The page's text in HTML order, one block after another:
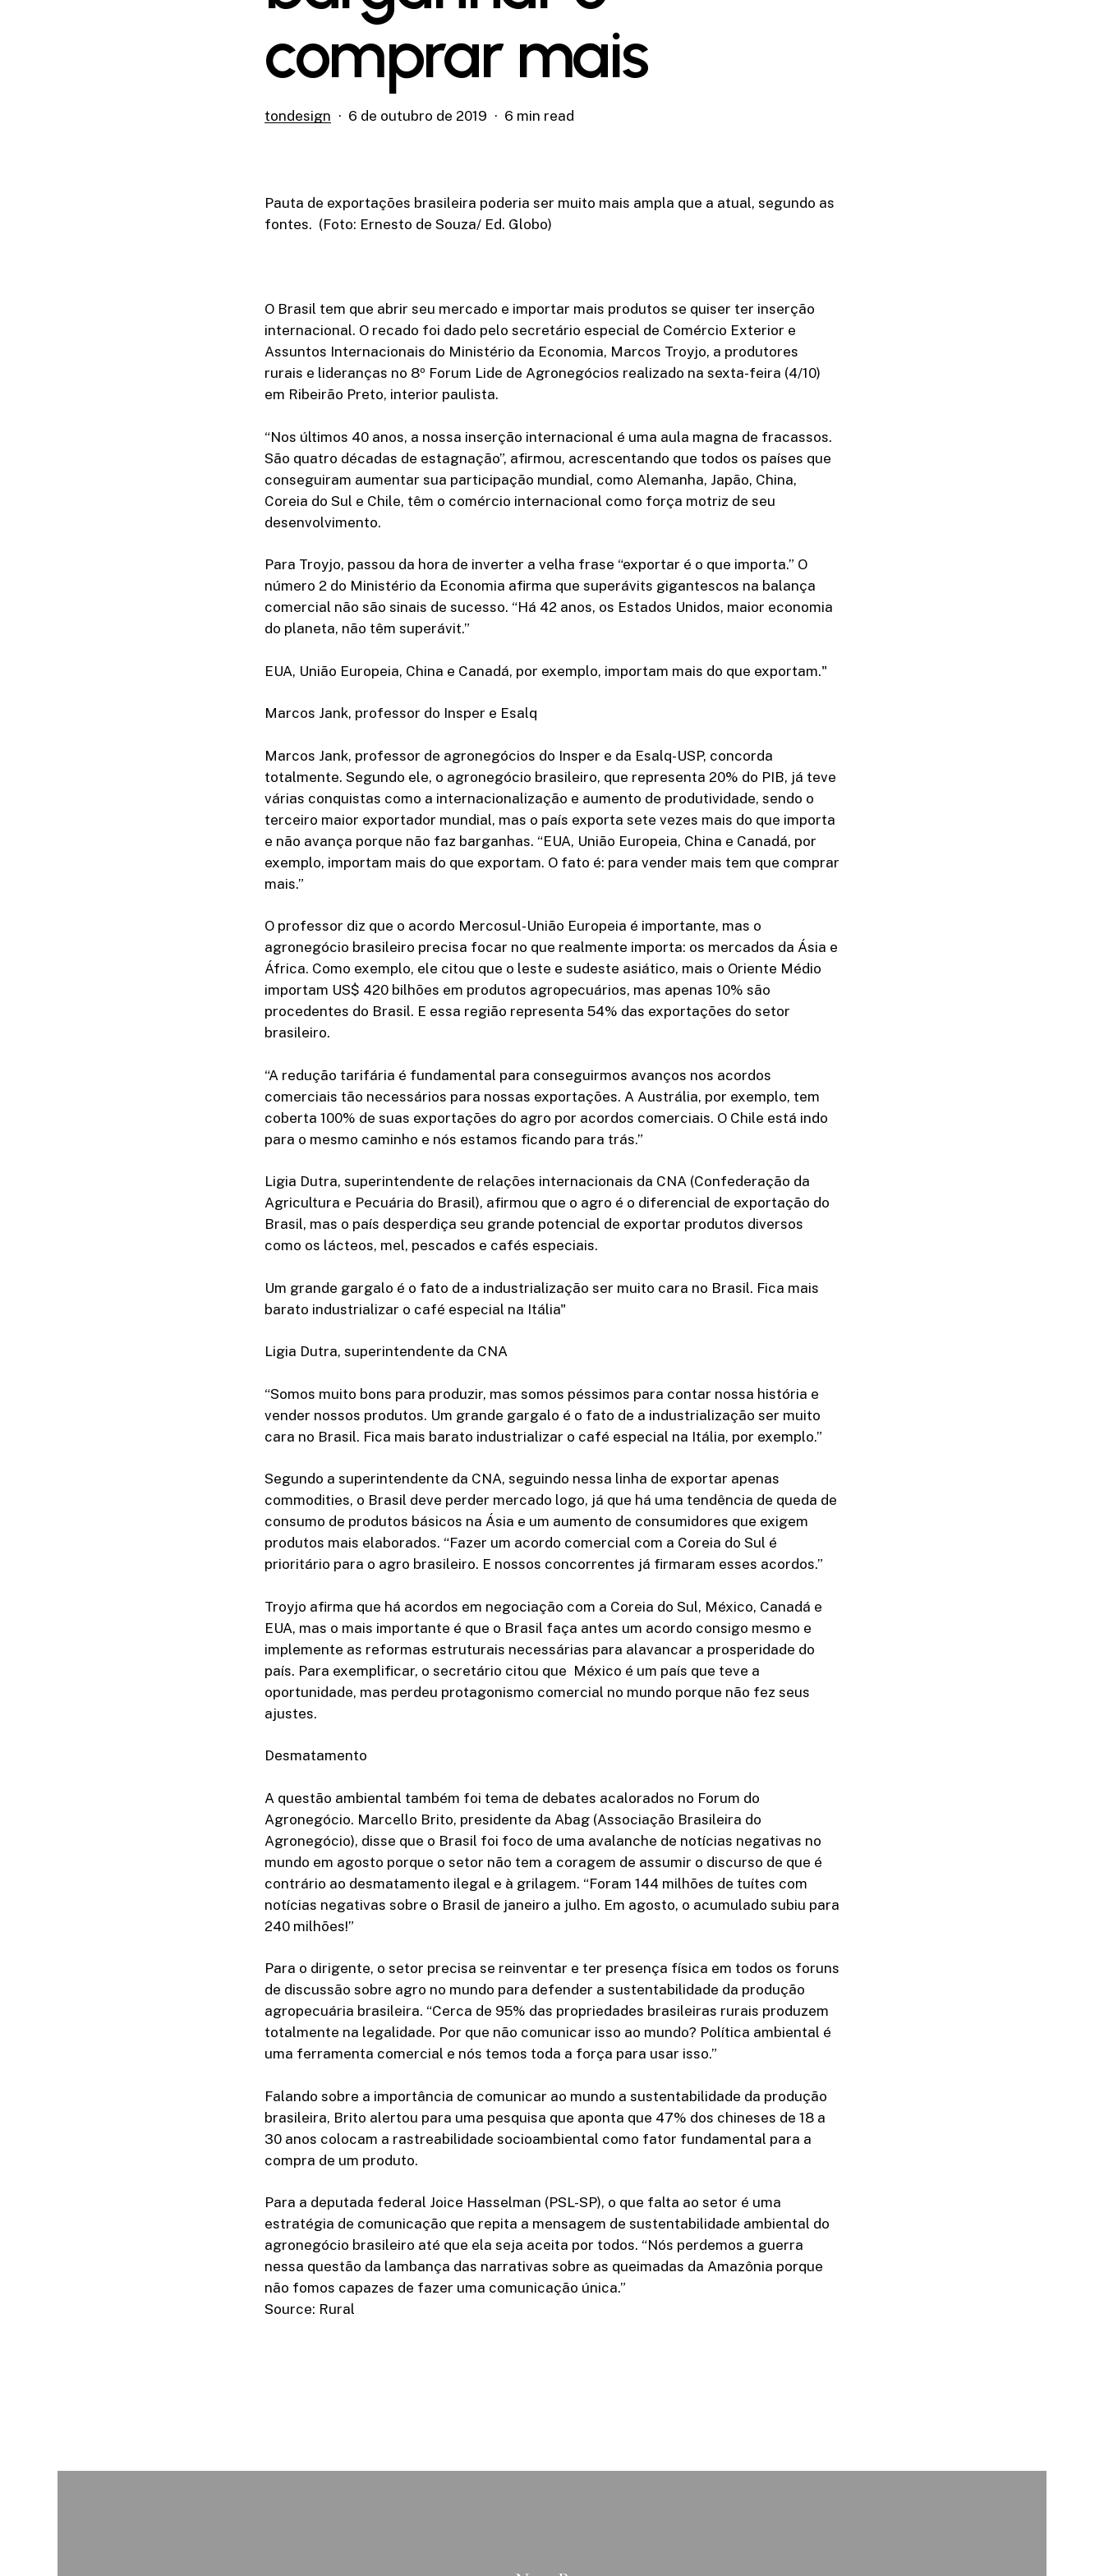
comprar mais
tondesign 6 de outubro de 2019 6 min read
Pauta de exportações brasileira poderia ser muito mais ampla que a atual, segundo as
fontes. (Foto: Ernesto de Souza/ Ed. Globo)
O Brasil tem que abrir seu mercado e importar mais produtos se quiser ter inserção
internacional. O recado foi dado pelo secretário especial de Comércio Exterior e
Assuntos Internacionais do Ministério da Economia, Marcos Troyjo, a produtores
rurais e lideranças no 8º Forum Lide de Agronegócios realizado na sexta-feira (4/10)
em Ribeirão Preto, interior paulista.
“Nos últimos 40 anos, a nossa inserção internacional é uma aula magna de fracassos.
São quatro décadas de estagnação”, afirmou, acrescentando que todos os países que
conseguiram aumentar sua participação mundial, como Alemanha, Japão, China,
Coreia do Sul e Chile, têm o comércio internacional como força motriz de seu
desenvolvimento.
Para Troyjo, passou da hora de inverter a velha frase “exportar é o que importa.” O
número 2 do Ministério da Economia afirma que superávits gigantescos na balança
comercial não são sinais de sucesso. “Há 42 anos, os Estados Unidos, maior economia
do planeta, não têm superávit.”
EUA, União Europeia, China e Canadá, por exemplo, importam mais do que exportam."
Marcos Jank, professor do Insper e Esalq
Marcos Jank, professor de agronegócios do Insper e da Esalq-USP, concorda
totalmente. Segundo ele, o agronegócio brasileiro, que representa 20% do PIB, já teve
várias conquistas como a internacionalização e aumento de produtividade, sendo o
terceiro maior exportador mundial, mas o país exporta sete vezes mais do que importa
e não avança porque não faz barganhas. “EUA, União Europeia, China e Canadá, por
exemplo, importam mais do que exportam. O fato é: para vender mais tem que comprar
mais.”
O professor diz que o acordo Mercosul-União Europeia é importante, mas o
agronegócio brasileiro precisa focar no que realmente importa: os mercados da Ásia e
África. Como exemplo, ele citou que o leste e sudeste asiático, mais o Oriente Médio
importam US$ 420 bilhões em produtos agropecuários, mas apenas 10% são
procedentes do Brasil. E essa região representa 54% das exportações do setor
brasileiro.
“A redução tarifária é fundamental para conseguirmos avanços nos acordos
comerciais tão necessários para nossas exportações. A Austrália, por exemplo, tem
coberta 100% de suas exportações do agro por acordos comerciais. O Chile está indo
para o mesmo caminho e nós estamos ficando para trás.”
Ligia Dutra, superintendente de relações internacionais da CNA (Confederação da
Agricultura e Pecuária do Brasil), afirmou que o agro é o diferencial de exportação do
Brasil, mas o país desperdiça seu grande potencial de exportar produtos diversos
como os lácteos, mel, pescados e cafés especiais.
Um grande gargalo é o fato de a industrialização ser muito cara no Brasil. Fica mais
barato industrializar o café especial na Itália"
Ligia Dutra, superintendente da CNA
“Somos muito bons para produzir, mas somos péssimos para contar nossa história e
vender nossos produtos. Um grande gargalo é o fato de a industrialização ser muito
cara no Brasil. Fica mais barato industrializar o café especial na Itália, por exemplo.”
Segundo a superintendente da CNA, seguindo nessa linha de exportar apenas
commodities, o Brasil deve perder mercado logo, já que há uma tendência de queda de
consumo de produtos básicos na Ásia e um aumento de consumidores que exigem
produtos mais elaborados. “Fazer um acordo comercial com a Coreia do Sul é
prioritário para o agro brasileiro. E nossos concorrentes já firmaram esses acordos.”
Troyjo afirma que há acordos em negociação com a Coreia do Sul, México, Canadá e
EUA, mas o mais importante é que o Brasil faça antes um acordo consigo mesmo e
implemente as reformas estruturais necessárias para alavancar a prosperidade do
país. Para exemplificar, o secretário citou que México é um país que teve a
oportunidade, mas perdeu protagonismo comercial no mundo porque não fez seus
ajustes.
Desmatamento
A questão ambiental também foi tema de debates acalorados no Forum do
Agronegócio. Marcello Brito, presidente da Abag (Associação Brasileira do
Agronegócio), disse que o Brasil foi foco de uma avalanche de notícias negativas no
mundo em agosto porque o setor não tem a coragem de assumir o discurso de que é
contrário ao desmatamento ilegal e à grilagem. “Foram 144 milhões de tuítes com
notícias negativas sobre o Brasil de janeiro a julho. Em agosto, o acumulado subiu para
240 milhões!”
Para o dirigente, o setor precisa se reinventar e ter presença física em todos os foruns
de discussão sobre agro no mundo para defender a sustentabilidade da produção
agropecuária brasileira. “Cerca de 95% das propriedades brasileiras rurais produzem
totalmente na legalidade. Por que não comunicar isso ao mundo? Política ambiental é
uma ferramenta comercial e nós temos toda a força para usar isso.”
Falando sobre a importância de comunicar ao mundo a sustentabilidade da produção
brasileira, Brito alertou para uma pesquisa que aponta que 47% dos chineses de 18 a
30 anos colocam a rastreabilidade socioambiental como fator fundamental para a
compra de um produto.
Para a deputada federal Joice Hasselman (PSL-SP), o que falta ao setor é uma
estratégia de comunicação que repita a mensagem de sustentabilidade ambiental do
agronegócio brasileiro até que ela seja aceita por todos. “Nós perdemos a guerra
nessa questão da lambança das narrativas sobre as queimadas da Amazônia porque
não fomos capazes de fazer uma comunicação única.”
Source: Rural